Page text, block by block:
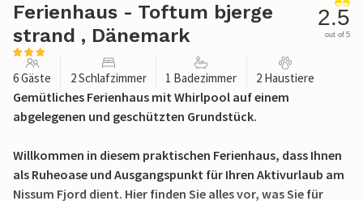
Ferienhaus - Toftum bjerge
strand , Dänemark
2.5
out of 5
6 Gäste 2 Schlafzimmer 1 Badezimmer 2 Haustiere
Gemütliches Ferienhaus mit Whirlpool auf einem
abgelegenen und geschützten Grundstück.
Willkommen in diesem praktischen Ferienhaus, dass Ihnen
als Ruheoase und Ausgangspunkt für Ihren Aktivurlaub am
Nissum Fjord dient. Hier finden Sie alles vor, was Sie für